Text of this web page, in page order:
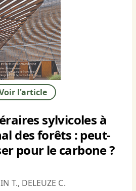
l'article
sylvicoles à
des forêts : peut-
pour le carbone ?
T., DELEUZE C.